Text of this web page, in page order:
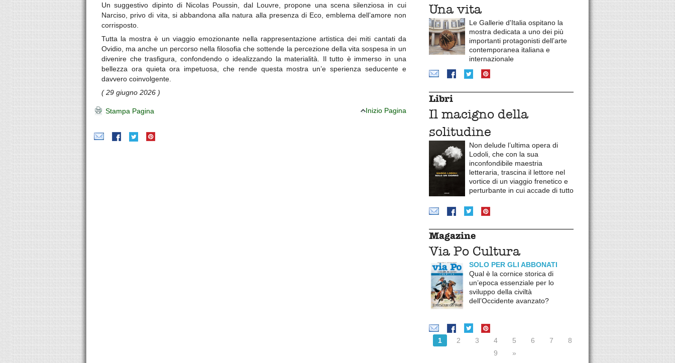
Un suggestivo dipinto di Nicolas Poussin, dal Louvre, propone una scena silenziosa in cui
Narciso, privo di vita, si abbandona alla natura alla presenza di Eco, emblema dell’amore non
corrisposto.
Tutta la mostra è un viaggio emozionante nella rappresentazione artistica dei miti cantati da
Ovidio, ma anche un percorso nella filosofia che sottende la percezione della vita sospesa in un
divenire che trasfigura, confondendo o idealizzando la materialità. Il tutto è immerso in una
bellezza ora quieta ora impetuosa, che rende questa mostra un’e sperienza seducente e
davvero coinvolgente.
( 29 giugno 2026 )
Stampa Pagina Inizio Pagina
Una vita
Le Gallerie d'Italia ospitano la
mostra dedicata a uno dei più
importanti protagonisti dell’arte
contemporanea italiana e
internazionale
Libri
Il macigno della
solitudine
Non delude l’ultima opera di
Lodoli, che con la sua
inconfondibile maestria
letteraria, trascina il lettore nel
vortice di un viaggio frenetico e
perturbante in cui accade di tutto
Magazine
Via Po Cultura
SOLO PER GLI ABBONATI
Qual è la cornice storica di
un’epoca essenziale per lo
sviluppo della civiltà
dell’Occidente avanzato?
1 2 3 4 5 6 7
8
9
»